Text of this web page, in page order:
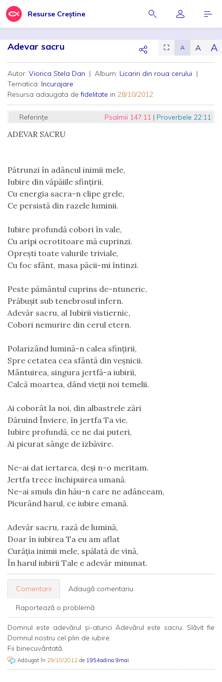
Resurse Creștine
Adevar sacru ⛶ A A A
Autor: Viorica Stela Dan | Album: Licariri din roua cerului |
Tematica: Incurajare
Resursa adaugata defidelitate in 28/10/2012
Referințe Psalmii 147:11 | Proverbele 22:11
ADEVAR SACRU
Pătrunzi în adâncul inimii mele,
Iubire din văpăiile sfințirii,
Cu energia sacra-n clipe grele,
Ce persistă din razele luminii.
Iubire profundă cobori în vale,
Cu aripi ocrotitoare mă cuprinzi.
Oprești toate valurile triviale,
Cu foc sfânt, masa păcii-mi întinzi.
Peste pământul cuprins de-ntuneric,
Prăbușit sub tenebrosul infern.
Adevăr sacru, al Iubirii vistiernic,
Cobori nemurire din cerul etern.
Polarizând lumină-n calea sfințirii,
Spre cetatea cea sfântă din veșnicii.
Mântuirea, singura jertfă-a iubirii,
Calcă moartea, dând vieții noi temelii.
Ai coborât la noi, din albastrele zări
Dăruind Înviere, în jertfa Ta vie.
Iubire profundă, ce ne dai puteri,
Ai picurat sânge de izbăvire.
Ne-ai dat iertarea, deși n-o meritam.
Jertfa trece închipuirea umană.
Ne-ai smuls din hău-n care ne adânceam,
Picurând harul, ce iubire emană.
Adevăr sacru, rază de lumină,
Doar în iubirea Ta eu am aflat
Curăția inimii mele, spălată de vină,
În harul iubirii Tale e adevăr minunat.
Comentarii Adaugă comentariu
Raportează o problemă
Domnul este adevărul şi-atunci Adevărul este sacru. Slăvit fie
Domnul nostru cel plin de iubire.
Fii binecuvântată.
Adăugat în 29/10/2012 de 1954adina.9mai